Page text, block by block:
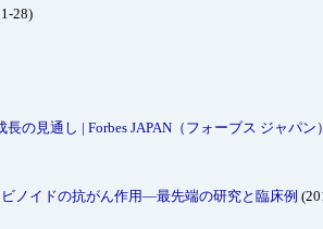
28)
の見通し | Forbes JAPAN（フォーブス ジャパン）
ノイドの抗がん作用―最先端の研究と臨床例